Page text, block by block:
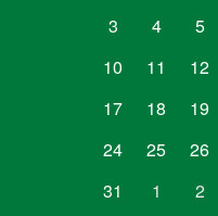
3
4 5
10
11 12
17
18 19
24
25 26
31
1 2